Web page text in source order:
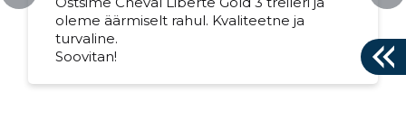
oleme äärmiselt rahul. Kvaliteetne ja
turvaline.
Soovitan!